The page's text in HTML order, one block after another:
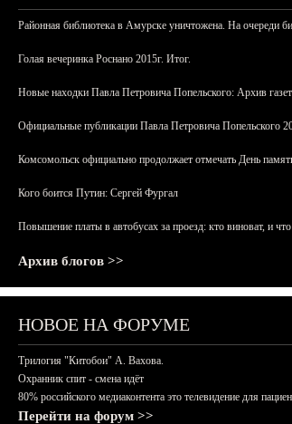
Районная библиотека в Амурске уничтожена. На очереди
Голая вечеринка Роснано 2015г. Итог.
Новые находки Павла Петровича Попельского: Архив
Официальные публикации Павла Петровича Попельского
Комсомольск официально продолжает отмечать День
Кого боится Путин: Сергей Фургал
Повышение платы в автобусах за проезд: кто виноват, и что
Архив блогов >>
НОВОЕ НА ФОРУМЕ
Трилогия "Китобои" А. Вахова.
Охранник спит - смена идёт
80% российского медиаконтента это телевидение для
Перейти на форум >>